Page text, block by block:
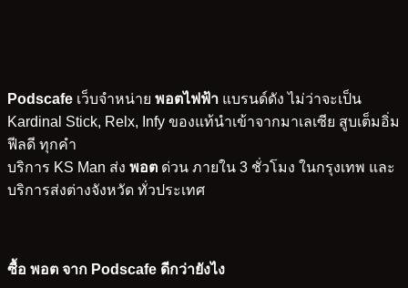
Podscafe เว็บจำหน่าย พอตไฟฟ้า แบรนด์ดัง ไม่ว่าจะเป็น
Kardinal Stick, Relx, Infy ของแท้นำเข้าจากมาเลเซีย สูบเต็มอิ่ม
ฟีลดี ทุกคำ
บริการ KS Man ส่ง พอต ด่วน ภายใน 3 ชั่วโมง ในกรุงเทพ และ
บริการส่งต่างจังหวัด ทั่วประเทศ
ซื้อ พอต จาก Podscafe ดีกว่ายังไง